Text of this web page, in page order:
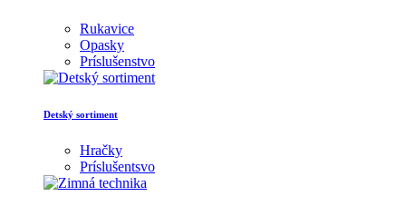
Rukavice
Opasky
Príslušenstvo
Detský sortiment
Hračky
Príslušentsvo